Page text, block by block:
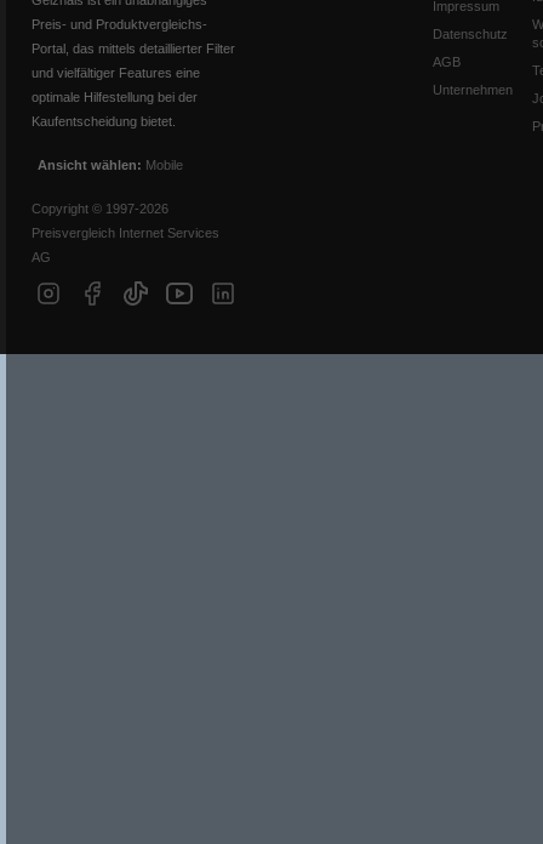
Preis- und Produktvergleichs-
Portal, das mittels detaillierter Filter
und vielfältiger Features eine
optimale Hilfestellung bei der
Kaufentscheidung bietet.
Ansicht wählen: Mobile
Copyright © 1997-2026
Preisvergleich Internet Services
AG
Impressum
Datenschutz
AGB
Unternehmen